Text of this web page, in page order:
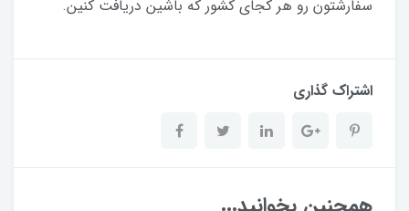
سفارشتون رو هر کجای کشور که باشین دریافت کنین.
اشتراک گذاری